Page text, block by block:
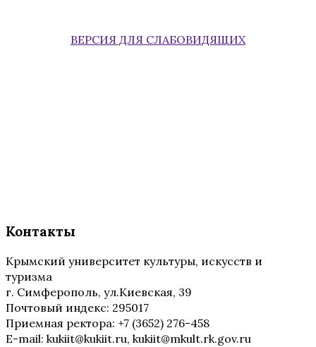
ВЕРСИЯ ДЛЯ СЛАБОВИДЯЩИХ
Контакты
Крымский университет культуры, искусств и
туризма
г. Симферополь, ул.Киевская, 39
Почтовый индекс: 295017
Приемная ректора: +7 (3652) 276-458
E-mail: kukiit@kukiit.ru, kukiit@mkult.rk.gov.ru